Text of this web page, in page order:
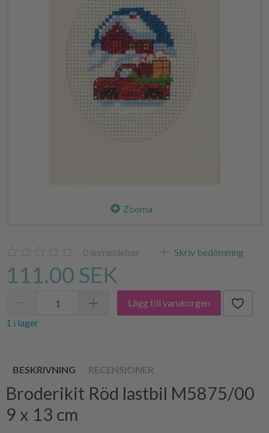
Zooma
0 anmeldelser Skriv bedömning
111.00 SEK
Lägg till varukorgen
1 i lager
BESKRIVNING RECENSIONER
Broderikit Röd lastbil M5875/00
9 x 13 cm